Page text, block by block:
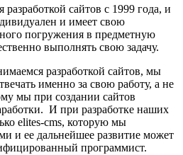
сайтов с 1999 года, и
и имеет свою
погружения в предметную
выполнять свою задачу.
разработкой сайтов, мы
именно за свою работу, а не
мы при создании сайтов
И при разработке наших
elites-cms, которую мы
и ее дальнейшее развитие может
программист.